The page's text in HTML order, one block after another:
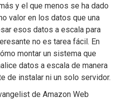
y el que menos se ha dado
valor en los datos que una
esos datos a escala para
no es tarea fácil. En
montar un sistema que
datos a escala de manera
de instalar ni un solo servidor.
de Amazon Web